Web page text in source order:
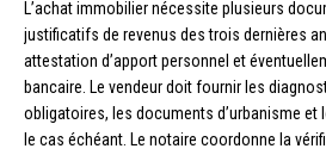
L’achat immobilier nécessite plusieurs
justificatifs de revenus des trois dernières
attestation d’apport personnel et
bancaire. Le vendeur doit fournir les
obligatoires, les documents d’urbanisme et
le cas échéant. Le notaire coordonne la